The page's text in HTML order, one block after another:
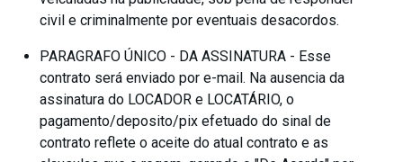
civil e criminalmente por eventuais desacordos.
PARAGRAFO ÚNICO - DA ASSINATURA - Esse
contrato será enviado por e-mail. Na ausencia da
assinatura do LOCADOR e LOCATÁRIO, o
pagamento/deposito/pix efetuado do sinal de
contrato reflete o aceite do atual contrato e as